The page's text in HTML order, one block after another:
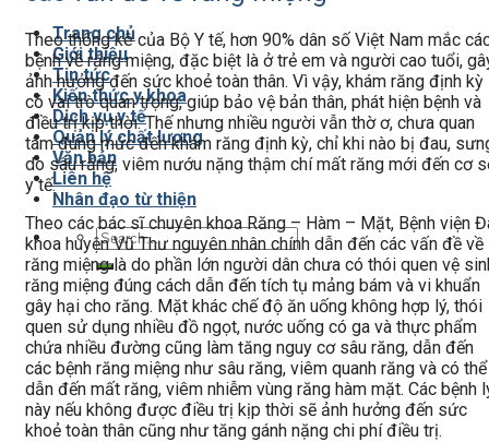
Trang chủ
Giới thiệu
Tin tức
Kiến thức y khoa
Dịch vụ y tế
Quản lý chất lượng
Văn bản
Liên hệ
Nhân đạo từ thiện
Theo thống kê của Bộ Y tế, hơn 90% dân số Việt Nam mắc
bệnh về răng miệng, đặc biệt là ở trẻ em và người cao tuổi,
ảnh hưởng đến sức khoẻ toàn thân. Vì vậy, khám răng định kỳ
có vai trò quan trọng, giúp bảo vệ bản thân, phát hiện bệnh và
điều trị kịp thời. Thế nhưng nhiều người vẫn thờ ơ, chưa quan
tâm đúng mức đến khám răng định kỳ, chỉ khi nào bị đau,
do sâu răng, viêm nướu nặng thậm chí mất răng mới đến cơ
y tế.
Theo các bác sĩ chuyên khoa Răng – Hàm – Mặt, Bệnh viện
khoa huyện Vũ Thư nguyên nhân chính dẫn đến các vấn đề về
răng miệng là do phần lớn người dân chưa có thói quen vệ
răng miệng đúng cách dẫn đến tích tụ mảng bám và vi khuẩn
gây hại cho răng. Mặt khác chế độ ăn uống không hợp lý, thói
quen sử dụng nhiều đồ ngọt, nước uống có ga và thực phẩm
chứa nhiều đường cũng làm tăng nguy cơ sâu răng, dẫn đến
các bệnh răng miệng như sâu răng, viêm quanh răng và có thể
dẫn đến mất răng, viêm nhiễm vùng răng hàm mặt. Các bệnh
này nếu không được điều trị kịp thời sẽ ảnh hưởng đến sức
khoẻ toàn thân cũng như tăng gánh nặng chi phí điều trị.